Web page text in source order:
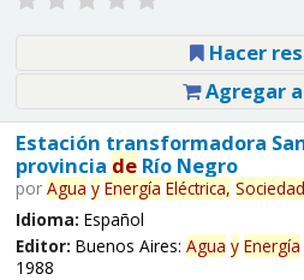
Hacer
Agregar
Estación transformadora
provincia deRío Negro
por Agua y Energía Eléctrica, Sociedad
Idioma: Español
Editor: Buenos Aires: Agua y Energía
1988